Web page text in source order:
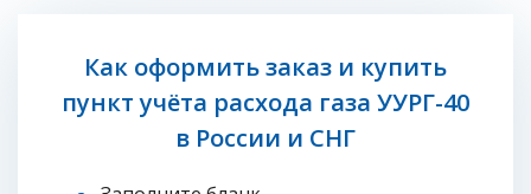
Как оформить заказ и купить
пункт учёта расхода газа УУРГ-40
в России и СНГ